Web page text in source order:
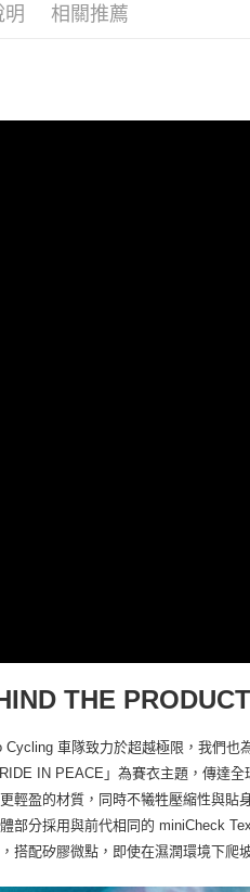
明 相關推薦
THE PRODUCT
Cycling 車隊致力於超越極限，我們也
IN PEACE」為賽衣主題，傳達
輕盈的材質，同時不犧牲壓縮性與貼
部分採用與前代相同的 miniCheck
搭配矽膠微點，即使在濕潤環境下爬